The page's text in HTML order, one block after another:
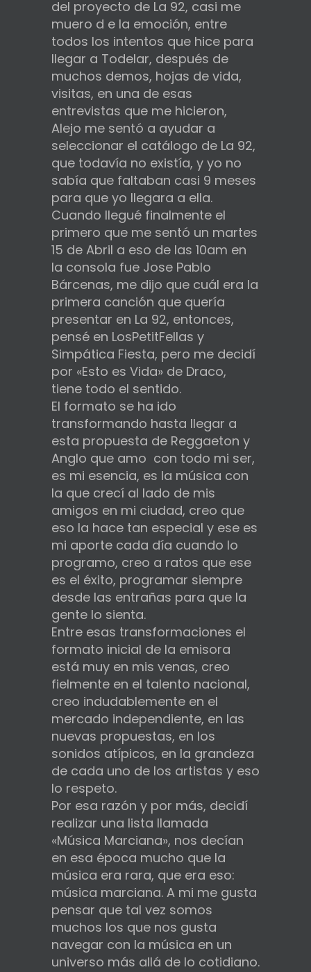
del proyecto de La 92, casi me
muero d e la emoción, entre
todos los intentos que hice para
llegar a Todelar, después de
muchos demos, hojas de vida,
visitas, en una de esas
entrevistas que me hicieron,
Alejo me sentó a ayudar a
seleccionar el catálogo de La 92,
que todavía no existía, y yo no
sabía que faltaban casi 9 meses
para que yo llegara a ella.
Cuando llegué finalmente el
primero que me sentó un martes
15 de Abril a eso de las 10am en
la consola fue Jose Pablo
Bárcenas, me dijo que cuál era la
primera canción que quería
presentar en La 92, entonces,
pensé en LosPetitFellas y
Simpática Fiesta, pero me decidí
por «Esto es Vida» de Draco,
tiene todo el sentido.
El formato se ha ido
transformando hasta llegar a
esta propuesta de Reggaeton y
Anglo que amo con todo mi ser,
es mi esencia, es la música con
la que crecí al lado de mis
amigos en mi ciudad, creo que
eso la hace tan especial y ese es
mi aporte cada día cuando lo
programo, creo a ratos que ese
es el éxito, programar siempre
desde las entrañas para que la
gente lo sienta.
Entre esas transformaciones el
formato inicial de la emisora
está muy en mis venas, creo
fielmente en el talento nacional,
creo indudablemente en el
mercado independiente, en las
nuevas propuestas, en los
sonidos atípicos, en la grandeza
de cada uno de los artistas y eso
lo respeto.
Por esa razón y por más, decidí
realizar una lista llamada
«Música Marciana», nos decían
en esa época mucho que la
música era rara, que era eso:
música marciana. A mi me gusta
pensar que tal vez somos
muchos los que nos gusta
navegar con la música en un
universo más allá de lo cotidiano.